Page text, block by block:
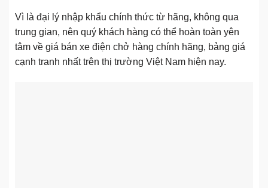
Vì là đại lý nhập khẩu chính thức từ hãng, không qua
trung gian, nên quý khách hàng có thể hoàn toàn yên
tâm về giá bán xe điện chở hàng chính hãng, bảng giá
cạnh tranh nhất trên thị trường Việt Nam hiện nay.